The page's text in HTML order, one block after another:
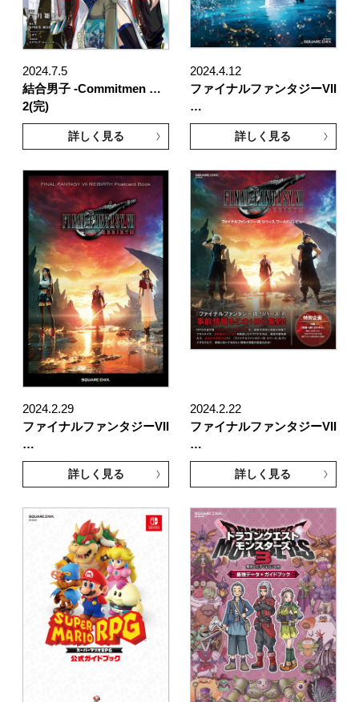
2024.7.5
結合男子 -Commitmen …
2(完)
詳しく見る
2024.4.12
ファイナルファンタジーVII
…
詳しく見る
2024.2.29
ファイナルファンタジーVII
…
詳しく見る
2024.2.22
ファイナルファンタジーVII
…
詳しく見る